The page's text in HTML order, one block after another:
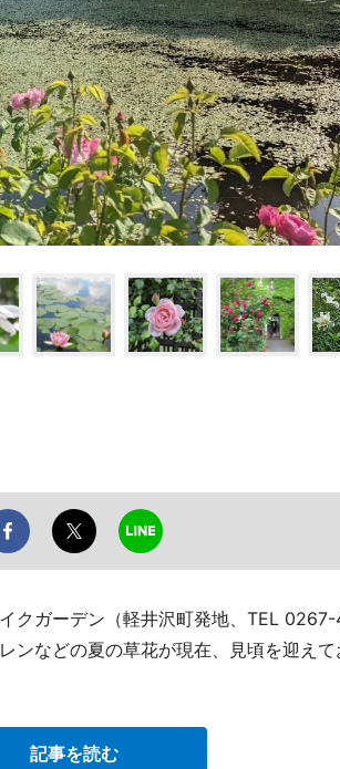
クガーデン（軽井沢町発地、TEL
ンなどの夏の草花が現在、見頃を迎え
記事を読む